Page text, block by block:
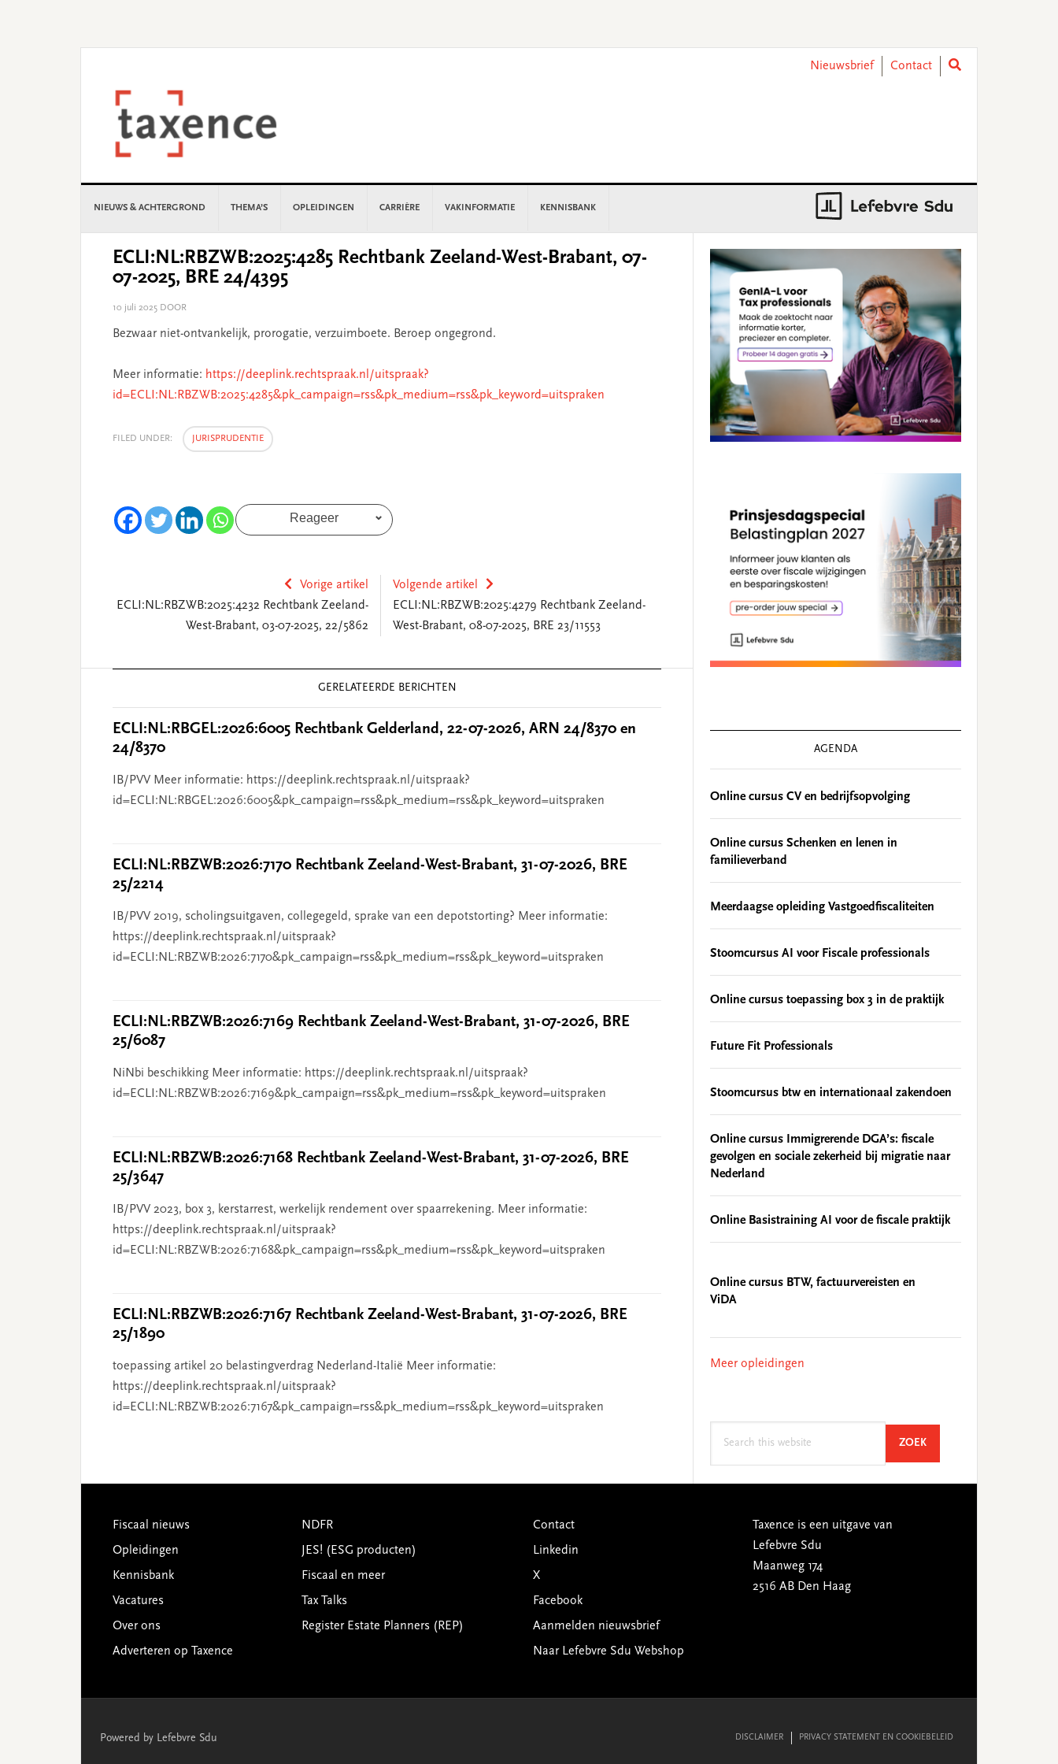
Nieuwsbrief
Contact
NIEUWS & ACHTERGROND THEMA’S OPLEIDINGEN CARRIÈRE VAKINFORMATIE KENNISBANK
ECLI:NL:RBZWB:2025:4285 Rechtbank Zeeland-West-Brabant, 07-
07-2025, BRE 24/4395
10 juli 2025 DOOR
Bezwaar niet-ontvankelijk, prorogatie, verzuimboete. Beroep ongegrond.
Meer informatie: https://deeplink.rechtspraak.nl/uitspraak?
id=ECLI:NL:RBZWB:2025:4285&pk_campaign=rss&pk_medium=rss&pk_keyword=uitspraken
FILED UNDER: JURISPRUDENTIE
Reageer
Vorige artikel
ECLI:NL:RBZWB:2025:4232 Rechtbank Zeeland-
West-Brabant, 03-07-2025, 22/5862
Volgende artikel
ECLI:NL:RBZWB:2025:4279 Rechtbank Zeeland-
West-Brabant, 08-07-2025, BRE 23/11553
GERELATEERDE BERICHTEN
ECLI:NL:RBGEL:2026:6005 Rechtbank Gelderland, 22-07-2026, ARN 24/8370 en
24/8370
IB/PVV Meer informatie: https://deeplink.rechtspraak.nl/uitspraak?
id=ECLI:NL:RBGEL:2026:6005&pk_campaign=rss&pk_medium=rss&pk_keyword=uitspraken
ECLI:NL:RBZWB:2026:7170 Rechtbank Zeeland-West-Brabant, 31-07-2026, BRE
25/2214
IB/PVV 2019, scholingsuitgaven, collegegeld, sprake van een depotstorting? Meer informatie:
https://deeplink.rechtspraak.nl/uitspraak?
id=ECLI:NL:RBZWB:2026:7170&pk_campaign=rss&pk_medium=rss&pk_keyword=uitspraken
ECLI:NL:RBZWB:2026:7169 Rechtbank Zeeland-West-Brabant, 31-07-2026, BRE
25/6087
NiNbi beschikking Meer informatie: https://deeplink.rechtspraak.nl/uitspraak?
id=ECLI:NL:RBZWB:2026:7169&pk_campaign=rss&pk_medium=rss&pk_keyword=uitspraken
ECLI:NL:RBZWB:2026:7168 Rechtbank Zeeland-West-Brabant, 31-07-2026, BRE
25/3647
IB/PVV 2023, box 3, kerstarrest, werkelijk rendement over spaarrekening. Meer informatie:
https://deeplink.rechtspraak.nl/uitspraak?
id=ECLI:NL:RBZWB:2026:7168&pk_campaign=rss&pk_medium=rss&pk_keyword=uitspraken
ECLI:NL:RBZWB:2026:7167 Rechtbank Zeeland-West-Brabant, 31-07-2026, BRE
25/1890
toepassing artikel 20 belastingverdrag Nederland-Italië Meer informatie:
https://deeplink.rechtspraak.nl/uitspraak?
id=ECLI:NL:RBZWB:2026:7167&pk_campaign=rss&pk_medium=rss&pk_keyword=uitspraken
Sidebar
AGENDA
Online cursus CV en bedrijfsopvolging
Online cursus Schenken en lenen in
familieverband
Meerdaagse opleiding Vastgoedfiscaliteiten
Stoomcursus AI voor Fiscale professionals
Online cursus toepassing box 3 in de praktijk
Future Fit Professionals
Stoomcursus btw en internationaal zakendoen
Online cursus Immigrerende DGA’s: fiscale
gevolgen en sociale zekerheid bij migratie naar
Nederland
Online Basistraining AI voor de fiscale praktijk
Online cursus BTW, factuurvereisten en
ViDA
Meer opleidingen
ZOEKSEARCH
Footer
Fiscaal nieuws
Opleidingen
Kennisbank
Vacatures
Over ons
Adverteren op Taxence
NDFR
JES! (ESG producten)
Fiscaal en meer
Tax Talks
Register Estate Planners (REP)
Contact
Linkedin
X
Facebook
Aanmelden nieuwsbrief
Naar Lefebvre Sdu Webshop
Taxence is een uitgave van
Lefebvre Sdu
Maanweg 174
2516 AB Den Haag
Powered by Lefebvre Sdu DISCLAIMER PRIVACY STATEMENT EN COOKIEBELEID